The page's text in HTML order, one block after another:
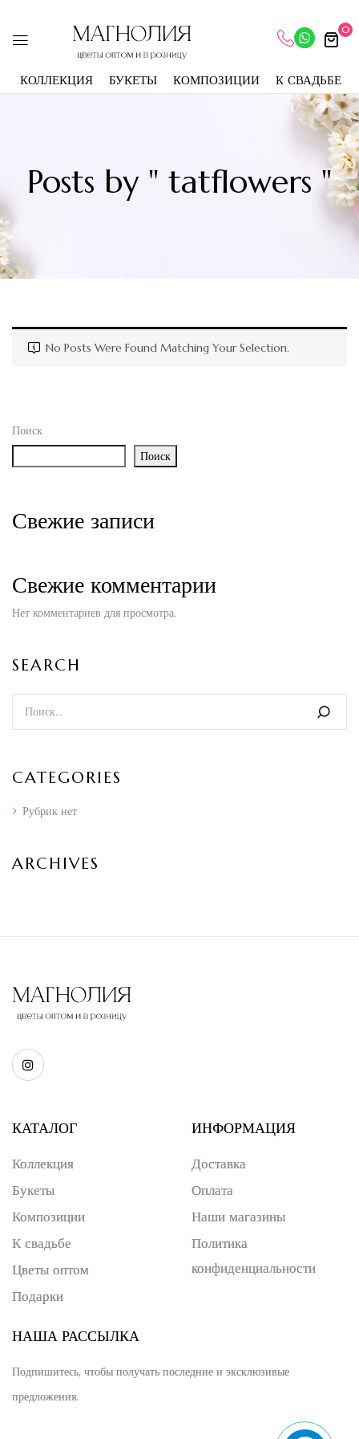
0
КОЛЛЕКЦИЯ БУКЕТЫ КОМПОЗИЦИИ К СВАДЬБЕ
Posts by " tatflowers "
Поиск
Поиск
Свежие записи
Свежие комментарии
Нет комментариев для просмотра.
SEARCH
CATEGORIES
Рубрик нет
ARCHIVES
No Posts Were Found Matching Your Selection.
КАТАЛОГ
Коллекция
Букеты
Композиции
К свадьбе
Цветы оптом
Подарки
ИНФОРМАЦИЯ
Доставка
Оплата
Наши магазины
Политика
конфиденциальности
НАША РАССЫЛКА
Подпишитесь, чтобы получать последние и эксклюзивые
предложения.